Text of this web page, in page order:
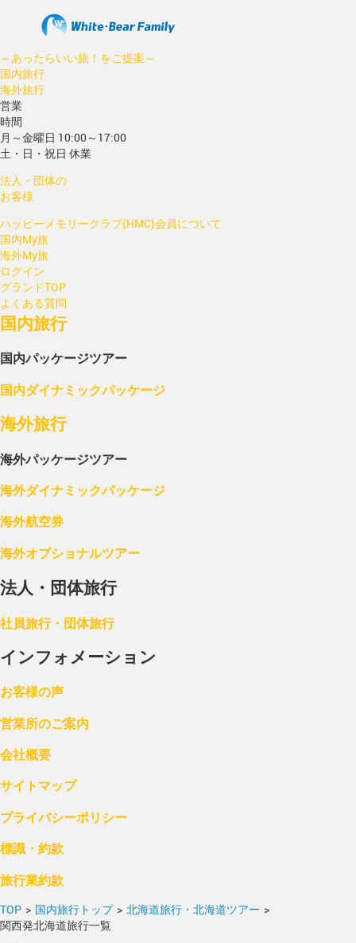
～あったらいい旅！をご提案～
国内旅行
海外旅行
営業
時間
月～金曜日 10:00～17:00
土・日・祝日 休業
法人・団体の
お客様
ハッピーメモリークラブ(HMC)会員について
国内My旅
海外My旅
ログイン
グランドTOP
よくある質問
国内旅行
国内パッケージツアー
国内ダイナミックパッケージ
海外旅行
海外パッケージツアー
海外ダイナミックパッケージ
海外航空券
海外オプショナルツアー
法人・団体旅行
社員旅行・団体旅行
インフォメーション
お客様の声
営業所のご案内
会社概要
サイトマップ
プライバシーポリシー
標識・約款
旅行業約款
TOP > 国内旅行トップ > 北海道旅行・北海道ツアー >
関西発北海道旅行一覧